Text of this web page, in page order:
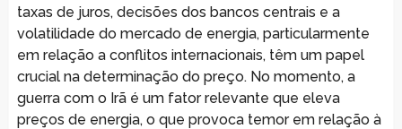
taxas de juros, decisões dos bancos centrais e a
volatilidade do mercado de energia, particularmente
em relação a conflitos internacionais, têm um papel
crucial na determinação do preço. No momento, a
guerra com o Irã é um fator relevante que eleva
preços de energia, o que provoca temor em relação à